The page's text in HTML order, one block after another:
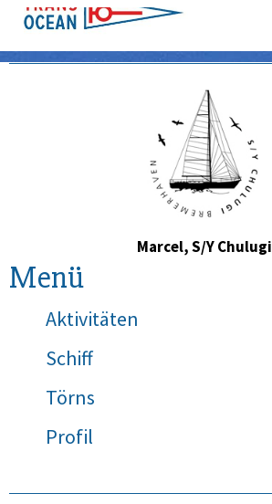
Marcel, S/Y Chulugi
Menü
Aktivitäten
Schiff
Törns
Profil